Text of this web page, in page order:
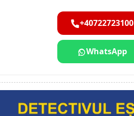
+40722723100
WhatsApp